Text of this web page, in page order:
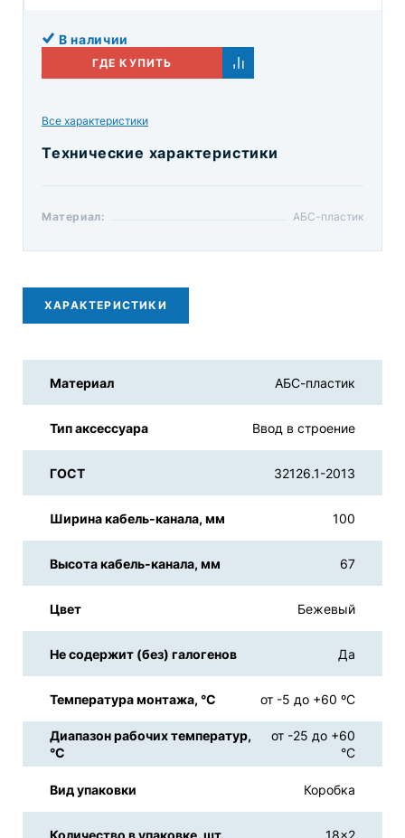
В наличии
ГДЕ КУПИТЬ
Технические характеристики
Материал: АБС-пластик
Все характеристики
ХАРАКТЕРИСТИКИ
Материал АБС-пластик
Тип аксессуара Ввод в строение
ГОСТ 32126.1-2013
Ширина кабель-канала, мм 100
Высота кабель-канала, мм 67
Цвет Бежевый
Не содержит (без) галогенов Да
Температура монтажа, °С от -5 до +60 ºС
Диапазон рабочих температур,
°С
от -25 до +60
°С
Вид упаковки Коробка
Количество в упаковке, шт. 18x2